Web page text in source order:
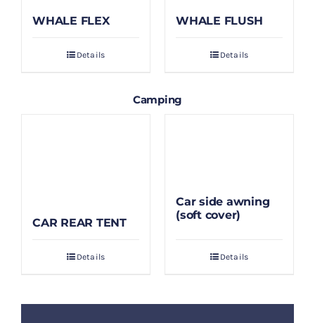
WHALE FLEX
Details
WHALE FLUSH
Details
Camping
CAR REAR TENT
Details
Car side awning
(soft cover)
Details